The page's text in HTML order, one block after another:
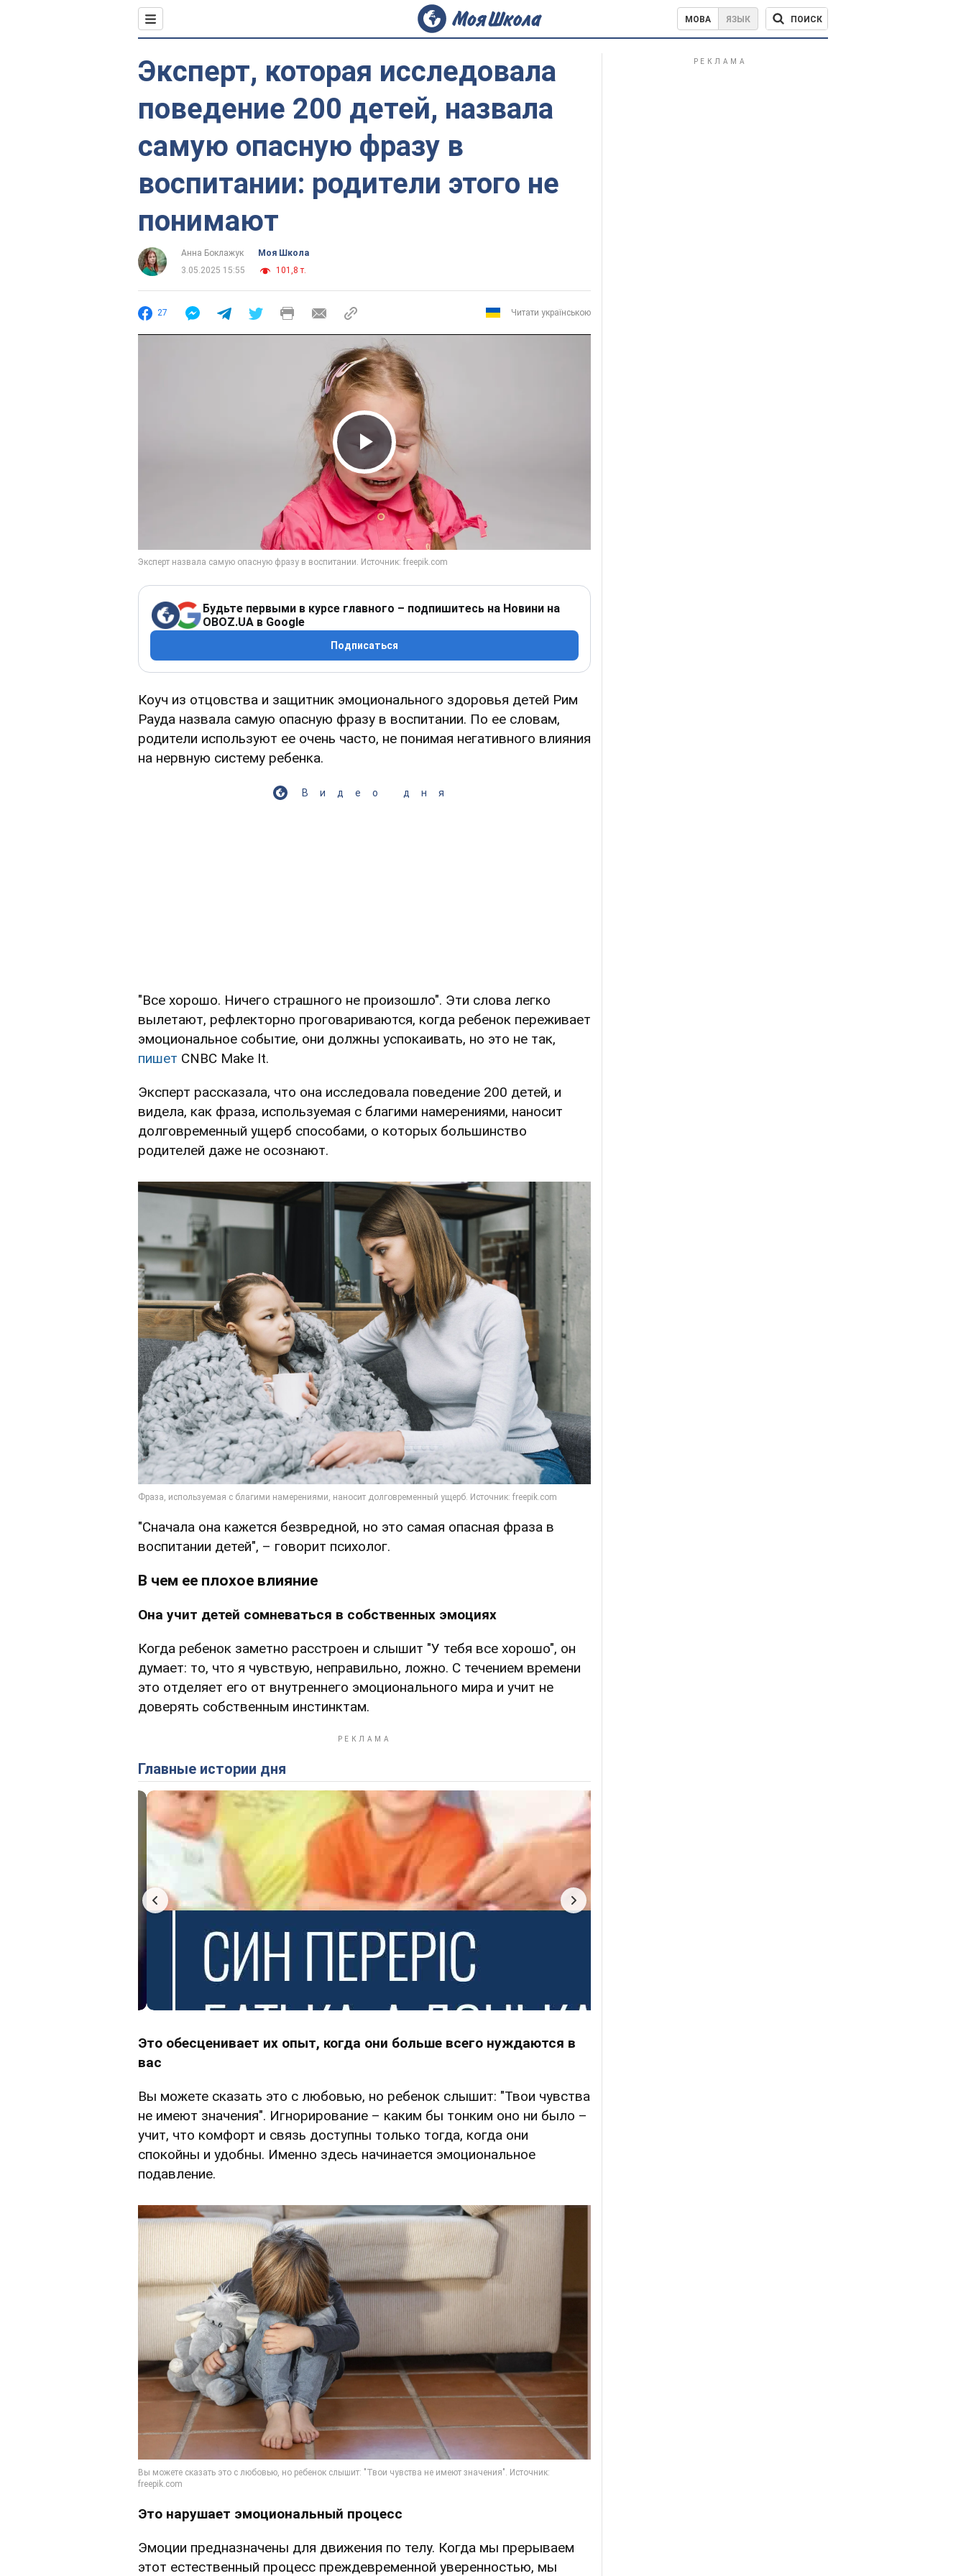
МОВА ЯЗЫК ПОИСК
Эксперт, которая исследовала
поведение 200 детей, назвала
самую опасную фразу в
воспитании: родители этого не
понимают
Анна Боклажук
Моя Школа
3.05.2025 15:55
101,8 т.
27 Читати українською
Play Video
Будьте первыми в курсе главного – подпишитесь на Новини на
OBOZ.UA в Google
Подписаться
Коуч из отцовства и защитник эмоционального здоровья детей Рим
Рауда назвала самую опасную фразу в воспитании. По ее словам,
родители используют ее очень часто, не понимая негативного влияния
на нервную систему ребенка.
Видео дня
"Все хорошо. Ничего страшного не произошло". Эти слова легко
вылетают, рефлекторно проговариваются, когда ребенок переживает
эмоциональное событие, они должны успокаивать, но это не так,
пишет CNBC Make It.
Эксперт рассказала, что она исследовала поведение 200 детей, и
видела, как фраза, используемая с благими намерениями, наносит
долговременный ущерб способами, о которых большинство
родителей даже не осознают.
"Сначала она кажется безвредной, но это самая опасная фраза в
воспитании детей", – говорит психолог.
В чем ее плохое влияние
Она учит детей сомневаться в собственных эмоциях
Когда ребенок заметно расстроен и слышит "У тебя все хорошо", он
думает: то, что я чувствую, неправильно, ложно. С течением времени
это отделяет его от внутреннего эмоционального мира и учит не
доверять собственным инстинктам.
Главные истории дня
Это обесценивает их опыт, когда они больше всего нуждаются в
вас
Вы можете сказать это с любовью, но ребенок слышит: "Твои чувства
не имеют значения". Игнорирование – каким бы тонким оно ни было –
учит, что комфорт и связь доступны только тогда, когда они
спокойны и удобны. Именно здесь начинается эмоциональное
подавление.
Это нарушает эмоциональный процесс
Эмоции предназначены для движения по телу. Когда мы прерываем
этот естественный процесс преждевременной уверенностью, мы